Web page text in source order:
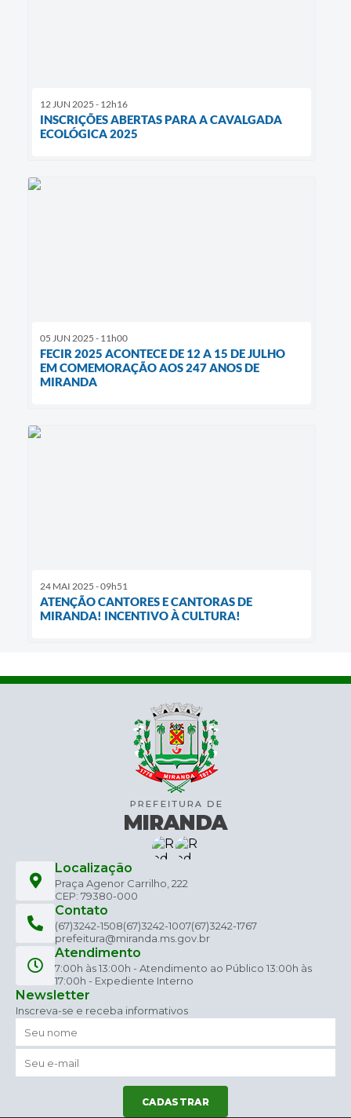
12 JUN 2025 - 12h16
INSCRIÇÕES ABERTAS PARA A CAVALGADA
ECOLÓGICA 2025
05 JUN 2025 - 11h00
FECIR 2025 ACONTECE DE 12 A 15 DE JULHO
EM COMEMORAÇÃO AOS 247 ANOS DE
MIRANDA
24 MAI 2025 - 09h51
ATENÇÃO CANTORES E CANTORAS DE
MIRANDA! INCENTIVO À CULTURA!
Localização
Praça Agenor Carrilho, 222
CEP: 79380-000
Contato
(67)3242-1508(67)3242-1007(67)3242-1767
prefeitura@miranda.ms.gov.br
Atendimento
7:00h às 13:00h - Atendimento ao Público 13:00h às
17:00h - Expediente Interno
Newsletter
Inscreva-se e receba informativos
CADASTRAR